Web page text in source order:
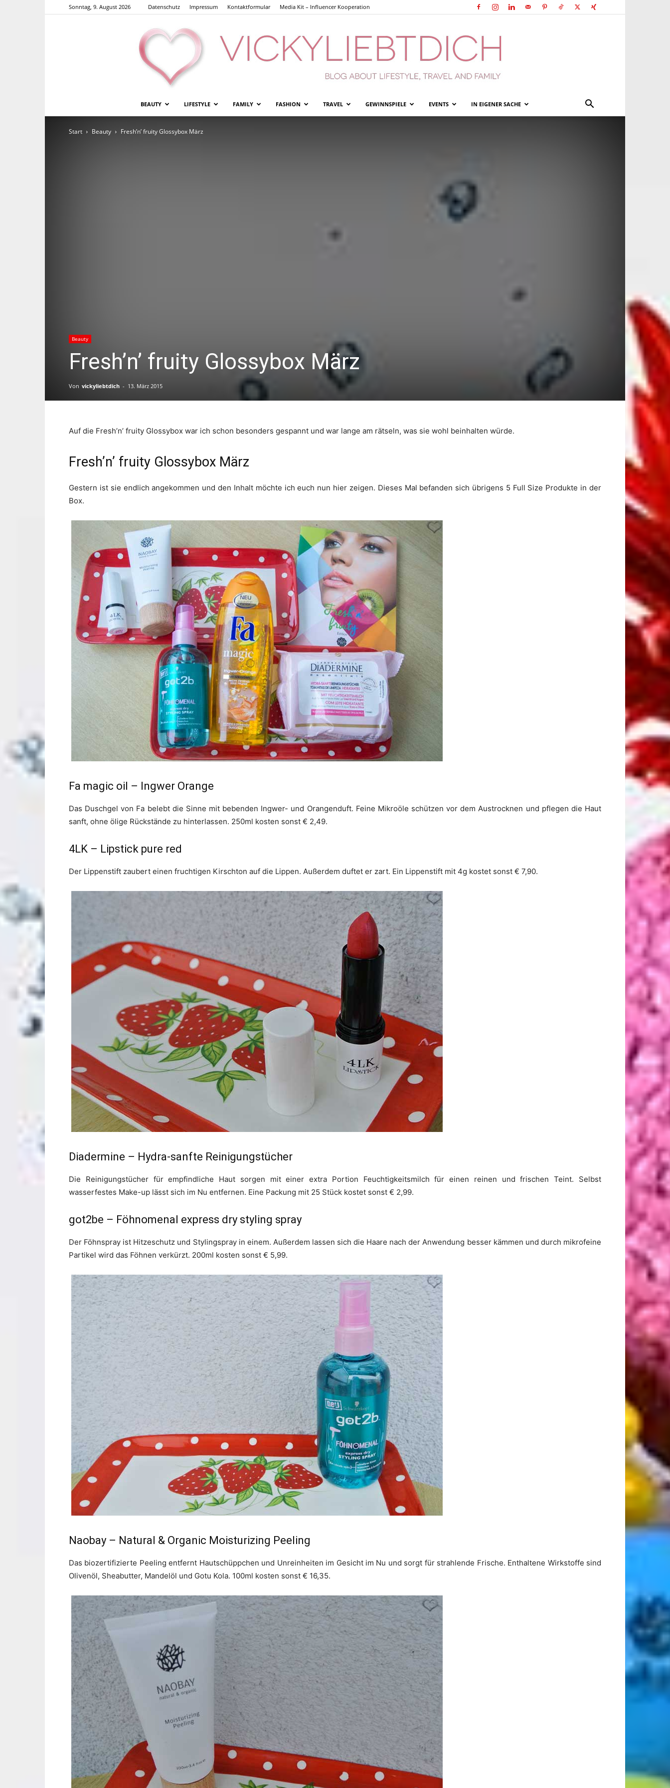
Sonntag, 9. August 2026 Datenschutz Impressum Kontaktformular Media Kit – Influencer Kooperation
BEAUTY LIFESTYLE FAMILY FASHION TRAVEL GEWINNSPIELE EVENTS IN EIGENER SACHE
Start Beauty Fresh’n’ fruity Glossybox März
Beauty
Fresh’n’ fruity Glossybox März
Von vickyliebtdich - 13. März 2015
Auf die Fresh’n’ fruity Glossybox war ich schon besonders gespannt und war lange am rätseln, was sie wohl beinhalten würde.
Fresh’n’ fruity Glossybox März
Gestern ist sie endlich angekommen und den Inhalt möchte ich euch nun hier zeigen. Dieses Mal befanden sich übrigens 5 Full Size Produkte in der
Box.
Fa magic oil – Ingwer Orange
Das Duschgel von Fa belebt die Sinne mit bebenden Ingwer- und Orangenduft. Feine Mikroöle schützen vor dem Austrocknen und pflegen die Haut
sanft, ohne ölige Rückstände zu hinterlassen. 250ml kosten sonst € 2,49.
4LK – Lipstick pure red
Der Lippenstift zaubert einen fruchtigen Kirschton auf die Lippen. Außerdem duftet er zart. Ein Lippenstift mit 4g kostet sonst € 7,90.
Diadermine – Hydra-sanfte Reinigungstücher
Die Reinigungstücher für empfindliche Haut sorgen mit einer extra Portion Feuchtigkeitsmilch für einen reinen und frischen Teint. Selbst
wasserfestes Make-up lässt sich im Nu entfernen. Eine Packung mit 25 Stück kostet sonst € 2,99.
got2be – Föhnomenal express dry styling spray
Der Föhnspray ist Hitzeschutz und Stylingspray in einem. Außerdem lassen sich die Haare nach der Anwendung besser kämmen und durch mikrofeine
Partikel wird das Föhnen verkürzt. 200ml kosten sonst € 5,99.
Naobay – Natural & Organic Moisturizing Peeling
Das biozertifizierte Peeling entfernt Hautschüppchen und Unreinheiten im Gesicht im Nu und sorgt für strahlende Frische. Enthaltene Wirkstoffe sind
Olivenöl, Sheabutter, Mandelöl und Gotu Kola. 100ml kosten sonst € 16,35.